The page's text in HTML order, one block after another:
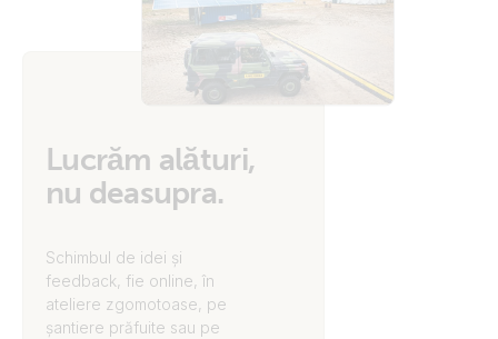
Lucrăm alături,
nu deasupra.
Schimbul de idei și
feedback, fie online, în
ateliere zgomotoase, pe
șantiere prăfuite sau pe